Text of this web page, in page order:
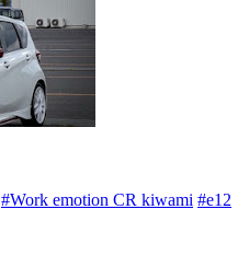
#Work emotion CR kiwami #e12